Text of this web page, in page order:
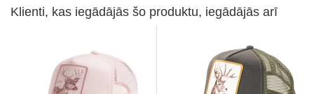
Klienti, kas iegādājās šo produktu, iegādājās arī